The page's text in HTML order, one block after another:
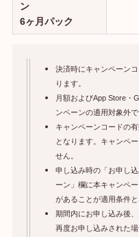
ン
6ヶ月パック
決済時にキャンペーン
ります。
月額およびApp Store・
ンペーンの適用対象外で
キャンペーンコードの
となります。キャンペ
せん。
申し込み時の「お申し
ーン」欄に本キャンペ
があることが適用条件と
期間内にお申し込み後
再度お申し込みされた